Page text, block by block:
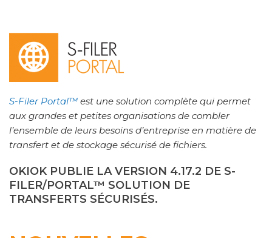
S-Filer Portal™ est une solution complète qui permet
aux grandes et petites organisations de combler
l’ensemble de leurs besoins d’entreprise en matière de
transfert et de stockage sécurisé de fichiers.
OKIOK PUBLIE LA VERSION 4.17.2 DE S-
FILER/PORTAL™ SOLUTION DE
TRANSFERTS SÉCURISÉS.